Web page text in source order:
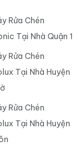
Rửa Chén
Tại Nhà Quận 1
Rửa Chén
Tại Nhà Huyện
Rửa Chén
Tại Nhà Huyện